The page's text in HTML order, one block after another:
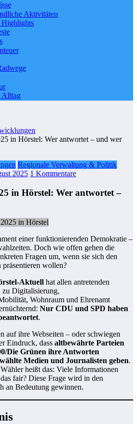
Aktivitäten
Alltag
in Hörstel: Wer antwortet – und wer
Regionale Verwaltung & Politik
2025 1 Kommentare
in Hörstel: Wer antwortet –
einer funktionierenden Demokratie –
Doch wie offen gehen die
Fragen um, wenn sie sich den
wollen?
Aktuell hat allen antretenden
zu Digitalisierung,
Wohnraum und Ehrenamt
Nur CDU und SPD haben
.
auf ihre Webseiten – oder schwiegen
Eindruck, dass altbewährte Parteien
Die Grünen ihre Antworten
Medien und Journalisten geben.
heißt das: Viele Informationen
fair? Diese Frage wird in den
an Bedeutung gewinnen.